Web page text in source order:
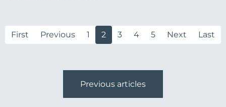
First Previous 1 2 3 4 5 Next Last
Previous articles